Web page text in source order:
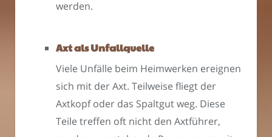
werden.
Axt als Unfallquelle
Viele Unfälle beim Heimwerken ereignen
sich mit der Axt. Teilweise fliegt der
Axtkopf oder das Spaltgut weg. Diese
Teile treffen oft nicht den Axtführer,